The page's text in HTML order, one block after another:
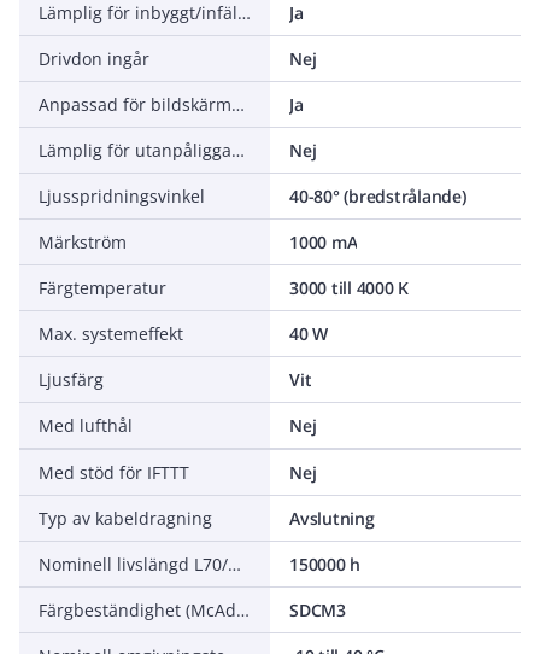
Lämplig för inbyggt/infällt montage
Ja
Drivdon ingår
Nej
Anpassad för bildskärmsarbete (EN 12464-1)
Ja
Lämplig för utanpåliggande montage
Nej
Ljusspridningsvinkel
40-80° (bredstrålande)
Märkström
1000 mA
Färgtemperatur
3000 till 4000 K
Max. systemeffekt
40 W
Ljusfärg
Vit
Med lufthål
Nej
Med stöd för IFTTT
Nej
Typ av kabeldragning
Avslutning
Nominell livslängd L70/B50 vid 25 °C
150000 h
Färgbeständighet (McAdam ellipse)
SDCM3